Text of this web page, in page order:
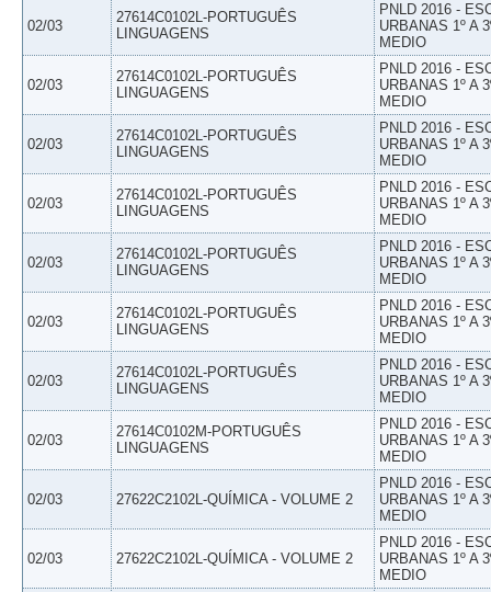
02/03
27614C0102L-PORTUGUÊS
LINGUAGENS
PNLD 2016 -
URBANAS 1º A
MEDIO
02/03
27614C0102L-PORTUGUÊS
LINGUAGENS
PNLD 2016 -
URBANAS 1º A
MEDIO
02/03
27614C0102L-PORTUGUÊS
LINGUAGENS
PNLD 2016 -
URBANAS 1º A
MEDIO
02/03
27614C0102L-PORTUGUÊS
LINGUAGENS
PNLD 2016 -
URBANAS 1º A
MEDIO
02/03
27614C0102L-PORTUGUÊS
LINGUAGENS
PNLD 2016 -
URBANAS 1º A
MEDIO
02/03
27614C0102L-PORTUGUÊS
LINGUAGENS
PNLD 2016 -
URBANAS 1º A
MEDIO
02/03
27614C0102L-PORTUGUÊS
LINGUAGENS
PNLD 2016 -
URBANAS 1º A
MEDIO
02/03
27614C0102M-PORTUGUÊS
LINGUAGENS
PNLD 2016 -
URBANAS 1º A
MEDIO
02/03 27622C2102L-QUÍMICA - VOLUME 2
PNLD 2016 -
URBANAS 1º A
MEDIO
02/03 27622C2102L-QUÍMICA - VOLUME 2
PNLD 2016 -
URBANAS 1º A
MEDIO